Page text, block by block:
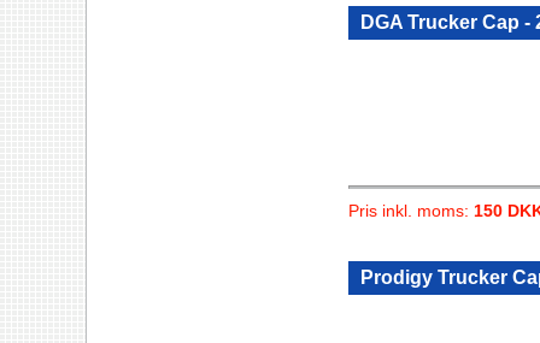
DGA Trucker Cap -
Pris inkl. moms: 150
Prodigy Trucker